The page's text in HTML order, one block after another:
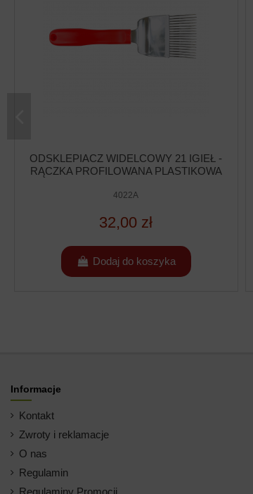
ODSKLEPIACZ WIDELCOWY 21 IGIEŁ -
RĄCZKA PROFILOWANA PLASTIKOWA
4022A
32,00 zł
Dodaj do koszyka
Informacje
Kontakt
Zwroty i reklamacje
O nas
Regulamin